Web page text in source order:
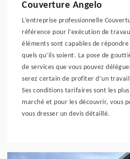
Couverture Angelo
L’entreprise professionnelle
référence pour l’exécution de
éléments sont capables de répondre
quels qu’ils soient. La pose de
de services que vous pouvez
serez certain de profiter d’un
Ses conditions tarifaires sont les
marché et pour les découvrir, vous
vous dresser un devis détaillé.